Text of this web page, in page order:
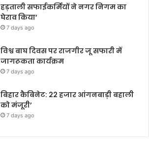
हड़ताली सफाईकर्मियों ने नगर निगम का
घेराव किया’
7 days ago
विश्व बाघ दिवस पर राजगीर जू सफारी में
जागरूकता कार्यक्रम
7 days ago
बिहार कैबिनेट: 22 हजार आंगनबाड़ी बहाली
को मंजूरी’
7 days ago